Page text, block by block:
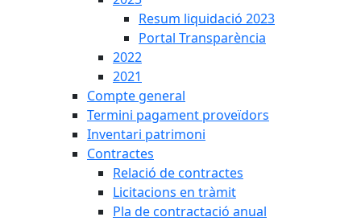
Resum liquidació 2023
Portal Transparència
2022
2021
Compte general
Termini pagament proveïdors
Inventari patrimoni
Contractes
Relació de contractes
Licitacions en tràmit
Pla de contractació anual